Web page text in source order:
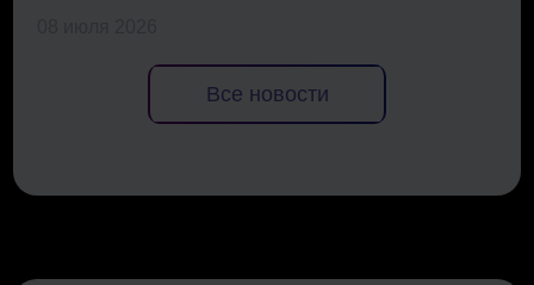
Все новости